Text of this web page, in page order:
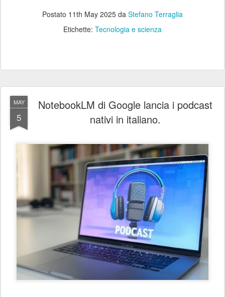
Postato 11th May 2025 da Stefano Terraglia
Etichette: Tecnologia e scienza
MAY
5
NotebookLM di Google lancia i podcast
nativi in italiano.